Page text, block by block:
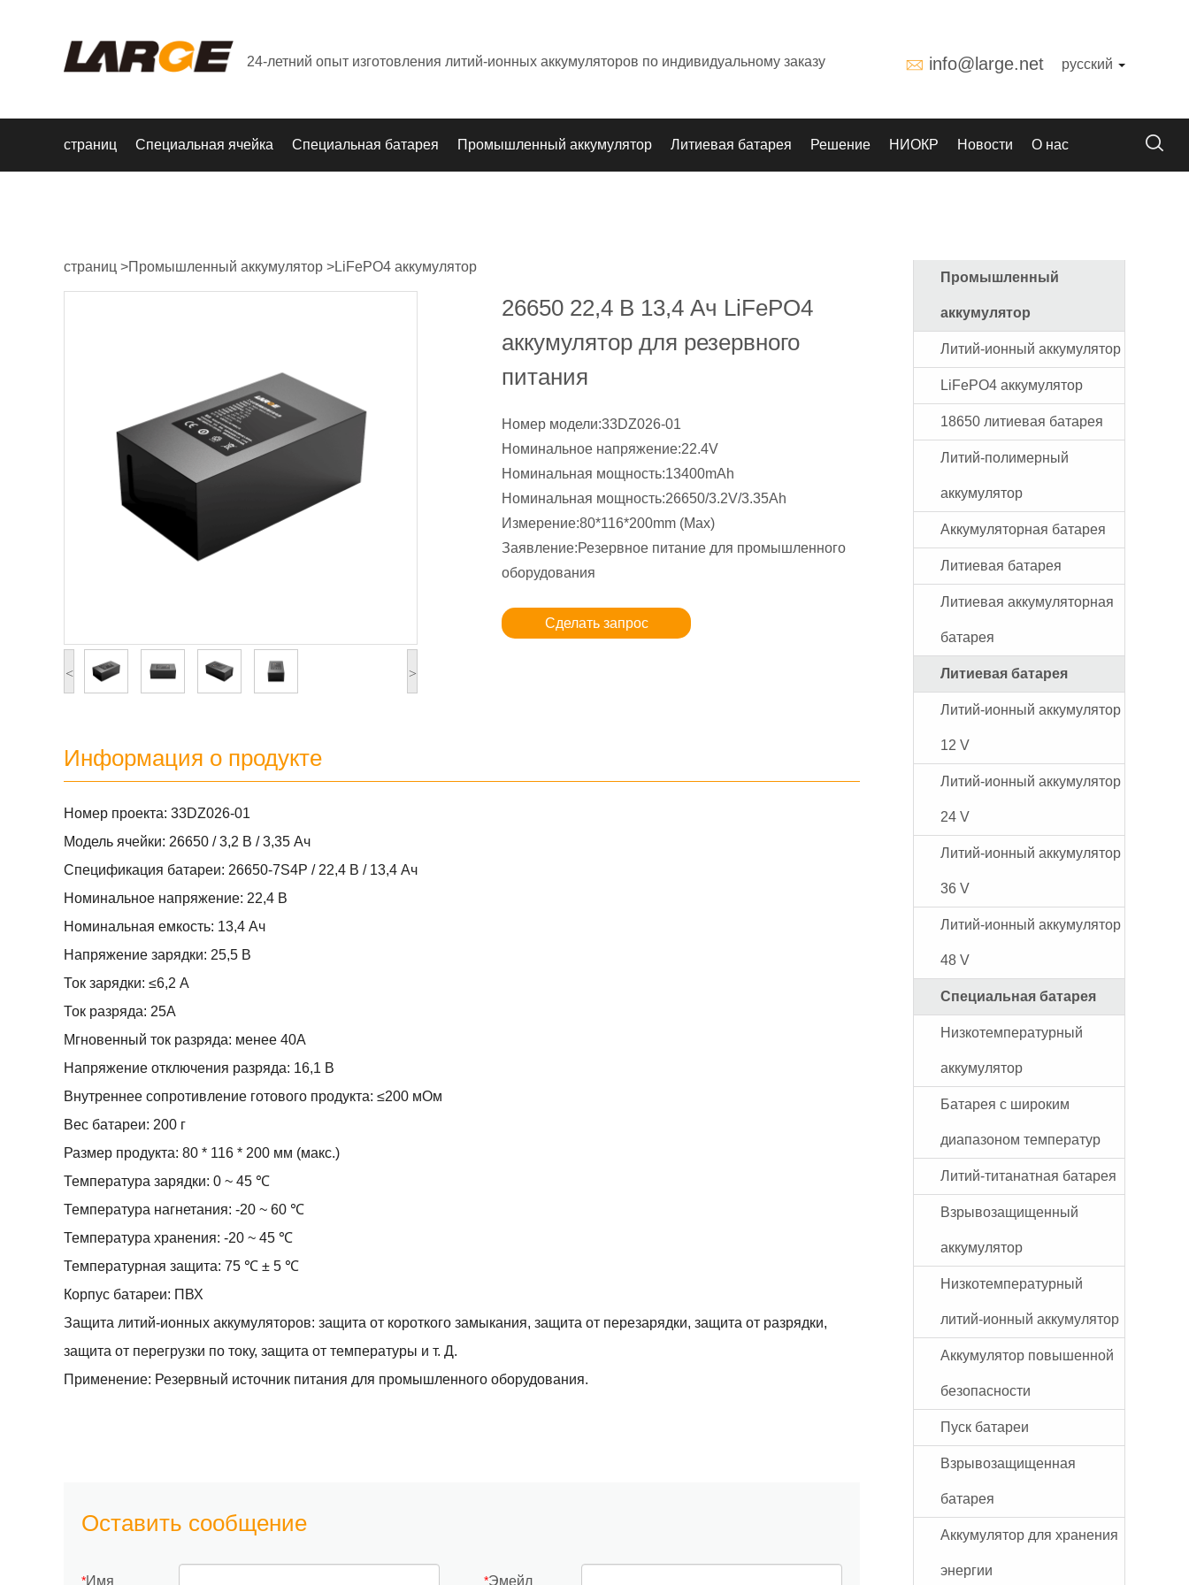
24-летний опыт изготовления литий-ионных аккумуляторов по индивидуальному заказу info@large.net русский
страниц Специальная ячейка Специальная батарея Промышленный аккумулятор Литиевая батарея Решение НИОКР Новости О нас
страниц >Промышленный аккумулятор >LiFePO4 аккумулятор
26650 22,4 В 13,4 Ач LiFePO4
аккумулятор для резервного
питания
Номер модели:33DZ026-01
Номинальное напряжение:22.4V
Номинальная мощность:13400mAh
Номинальная мощность:26650/3.2V/3.35Ah
Измерение:80*116*200mm (Max)
Заявление:Резервное питание для промышленного
оборудования
Сделать запрос
< >
Информация о продукте
Номер проекта: 33DZ026-01
Модель ячейки: 26650 / 3,2 В / 3,35 Ач
Спецификация батареи: 26650-7S4P / 22,4 В / 13,4 Ач
Номинальное напряжение: 22,4 В
Номинальная емкость: 13,4 Ач
Напряжение зарядки: 25,5 В
Ток зарядки: ≤6,2 А
Ток разряда: 25А
Мгновенный ток разряда: менее 40А
Напряжение отключения разряда: 16,1 В
Внутреннее сопротивление готового продукта: ≤200 мОм
Вес батареи: 200 г
Размер продукта: 80 * 116 * 200 мм (макс.)
Температура зарядки: 0 ~ 45 ℃
Температура нагнетания: -20 ~ 60 ℃
Температура хранения: -20 ~ 45 ℃
Температурная защита: 75 ℃ ± 5 ℃
Корпус батареи: ПВХ
Защита литий-ионных аккумуляторов: защита от короткого замыкания, защита от перезарядки, защита от разрядки,
защита от перегрузки по току, защита от температуры и т. Д.
Применение: Резервный источник питания для промышленного оборудования.
Оставить сообщение
*Имя *Эмейл
Промышленный
аккумулятор
Литий-ионный аккумулятор
LiFePO4 аккумулятор
18650 литиевая батарея
Литий-полимерный
аккумулятор
Аккумуляторная батарея
Литиевая батарея
Литиевая аккумуляторная
батарея
Литиевая батарея
Литий-ионный аккумулятор
12 V
Литий-ионный аккумулятор
24 V
Литий-ионный аккумулятор
36 V
Литий-ионный аккумулятор
48 V
Специальная батарея
Низкотемпературный
аккумулятор
Батарея с широким
диапазоном температур
Литий-титанатная батарея
Взрывозащищенный
аккумулятор
Низкотемпературный
литий-ионный аккумулятор
Аккумулятор повышенной
безопасности
Пуск батареи
Взрывозащищенная
батарея
Аккумулятор для хранения
энергии